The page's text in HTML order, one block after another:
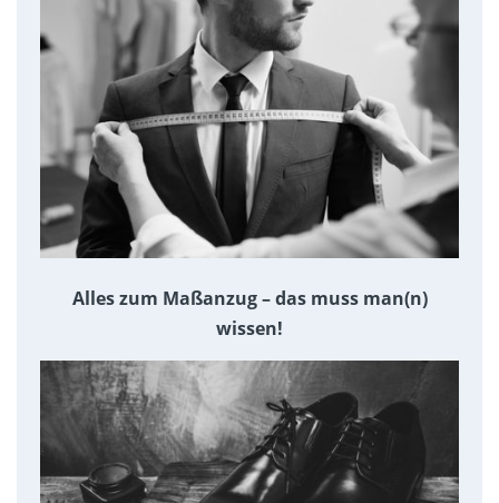
Alles zum Maßanzug – das muss man(n)
wissen!